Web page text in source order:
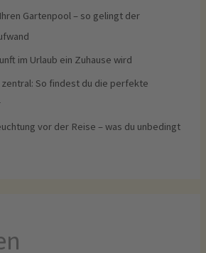
Gartenpool – so gelingt der
im Urlaub ein Zuhause wird
So findest du die perfekte
vor der Reise – was du unbedingt